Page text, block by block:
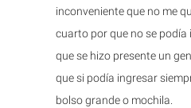
inconveniente que no me
cuarto por que no se
que se hizo presente un
que si podía ingresar
bolso grande o mochila.